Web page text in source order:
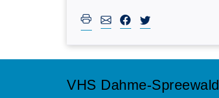
VHS Dahme-Spreewald